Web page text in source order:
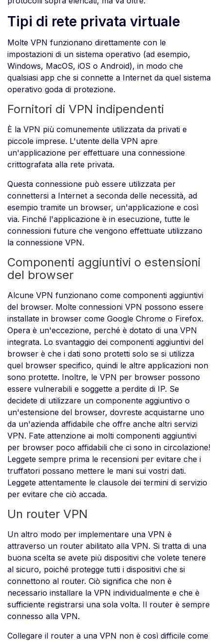
Tipi di rete privata virtuale
Molte VPN funzionano direttamente con le
impostazioni di un sistema operativo (ad esempio,
Windows, MacOS, iOS o Android), in modo che
qualsiasi app che si connette a Internet da quel sistema
operativo goda di protezione.
Fornitori di VPN indipendenti
È la VPN più comunemente utilizzata da privati e
piccole imprese. L'utente della VPN apre
un'applicazione per effettuare una connessione
crittografata alla rete privata.
Questa connessione può essere utilizzata per
connettersi a Internet a seconda delle necessità, ad
esempio tramite un browser, un'applicazione e così
via. Finché l'applicazione è in esecuzione, tutte le
connessioni future che vengono effettuate utilizzano
la connessione VPN.
Componenti aggiuntivi o estensioni
del browser
Alcune VPN funzionano come componenti aggiuntivi
del browser. Molte connessioni VPN possono essere
installate in browser come Google Chrome o Firefox.
Opera è un'eccezione, perché è dotato di una VPN
integrata. Lo svantaggio dei componenti aggiuntivi del
browser è che i dati sono protetti solo se si utilizza
quel browser specifico, quindi le altre applicazioni non
sono protette. Inoltre, le VPN per browser possono
essere vulnerabili e soggette a perdite di IP. Se
decidete di utilizzare un componente aggiuntivo o
un'estensione del browser, dovreste acquistarne uno
da un'azienda affidabile che offre anche altri servizi
VPN. Fate attenzione ai molti componenti aggiuntivi
per browser poco affidabili che ci sono in circolazione!
Leggete sempre prima le recensioni per evitare che i
truffatori possano mettere le mani sui vostri dati.
Leggete attentamente le clausole dei termini di servizio
per evitare che ciò accada.
Un router VPN
Un altro modo per implementare una VPN è
attraverso un router abilitato alla VPN. Si tratta di una
buona scelta se avete più dispositivi che volete tenere
al sicuro, poiché protegge tutti i dispositivi che si
connettono al router. Ciò significa che non è
necessario installare la VPN individualmente e che è
sufficiente registrarsi una sola volta. Il router è sempre
connesso alla VPN.
Collegare il router a una VPN non è così difficile come